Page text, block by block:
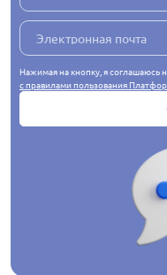
Нажимая на кнопку, я соглашаюсь
с правилами пользования